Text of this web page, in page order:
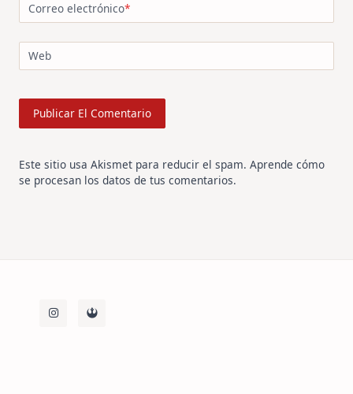
Correo electrónico*
Web
Este sitio usa Akismet para reducir el spam. Aprende cómo
se procesan los datos de tus comentarios.